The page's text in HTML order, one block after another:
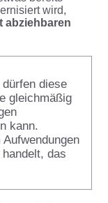
wird,
abziehbaren
diese
gleichmäßig
kann.
das